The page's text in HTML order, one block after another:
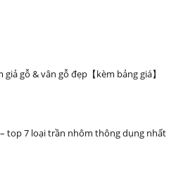
gỗ & vân gỗ đẹp【kèm bảng giá】
top 7 loại trần nhôm thông dụng nhất